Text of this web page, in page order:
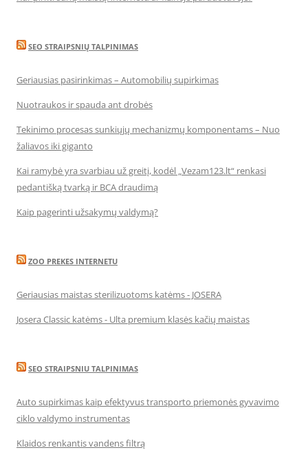
SEO STRAIPSNIŲ TALPINIMAS
Geriausias pasirinkimas – Automobilių supirkimas
Nuotraukos ir spauda ant drobės
Tekinimo procesas sunkiųjų mechanizmų komponentams – Nuo
žaliavos iki giganto
Kai ramybė yra svarbiau už greitį, kodėl „Vezam123.lt“ renkasi
pedantišką tvarką ir BCA draudimą
Kaip pagerinti užsakymų valdymą?
ZOO PREKES INTERNETU
Geriausias maistas sterilizuotoms katėms - JOSERA
Josera Classic katėms - Ulta premium klasės kačių maistas
SEO STRAIPSNIU TALPINIMAS
Auto supirkimas kaip efektyvus transporto priemonės gyvavimo
ciklo valdymo instrumentas
Klaidos renkantis vandens filtrą